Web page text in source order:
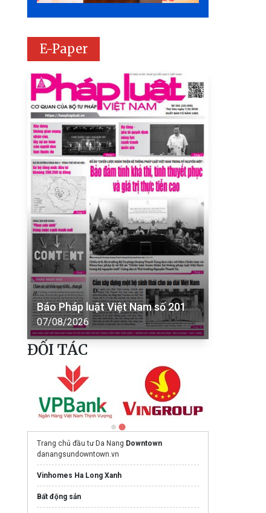
E-Paper
Báo Pháp luật Việt Nam số 201
07/08/2026
ĐỐI TÁC
Trang chủ đầu tư Da Nang Downtown
danangsundowntown.vn
Vinhomes Ha Long Xanh
Bất động sản